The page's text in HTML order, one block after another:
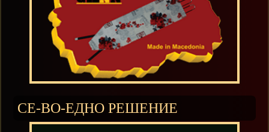
СЕ-ВО-ЕДНО РЕШЕНИЕ